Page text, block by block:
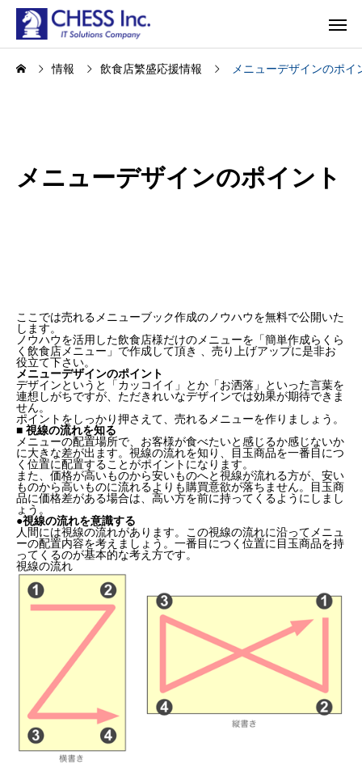
情報 飲食店繁盛応援情報 メニューデザインのポイ
メニューデザインのポイント
ここでは売れるメニューブック作成のノウハウを無料で公開いた
します。
ノウハウを活用した飲食店様だけのメニューを「簡単作成らくら
く飲食店メニュー」で作成して頂き 、売り上げアップに是非お
役立て下さい。
メニューデザインのポイント
デザインというと「カッコイイ」とか「お洒落」といった言葉を
連想しがちですが、ただきれいなデザインでは効果が期待できま
せん。
ポイントをしっかり押さえて、売れるメニューを作りましょう。
■ 視線の流れを知る
メニューの配置場所で、お客様が食べたいと感じるか感じないか
に大きな差が出ます。視線の流れを知り、目玉商品を一番目につ
く位置に配置することがポイントになります。
また、価格が高いものから安いものへと視線が流れる方が、安い
ものから高いものに流れるよりも購買意欲が落ちません。目玉商
品に価格差がある場合は、高い方を前に持ってくるようにしまし
ょう。
●視線の流れを意識する
人間には視線の流れがあります。この視線の流れに沿ってメニュ
ーの配置内容を考えましょう。一番目につく位置に目玉商品を持
ってくるのが基本的な考え方です。
視線の流れ